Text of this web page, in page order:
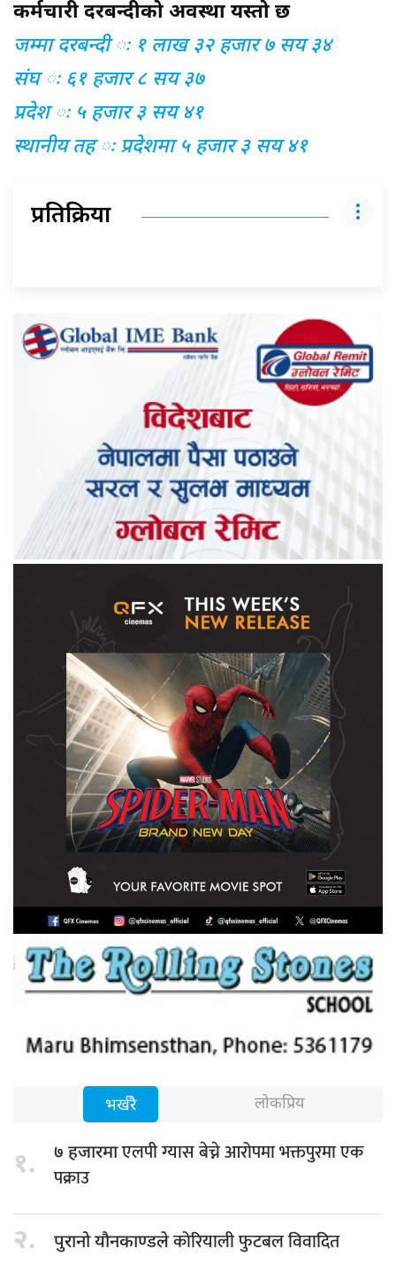
कर्मचारी दरबन्दीको अवस्था यस्तो छ
जम्मा दरबन्दी ः १ लाख ३२ हजार ७ सय ३४
संघ ः ६१ हजार ८ सय ३७
प्रदेश ः ५ हजार ३ सय ४१
स्थानीय तह ः प्रदेशमा ५ हजार ३ सय ४१
प्रतिक्रिया
भर्खरै लोकप्रिय
१. ७ हजारमाएलपी ग्यास बेच्ने आरोपमा भक्तपुरमा एक
पक्राउ
२. पुरानो यौनकाण्डलेकोरियाली फुटबल विवादित